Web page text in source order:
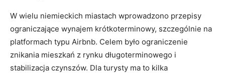
W wielu niemieckich miastach wprowadzono przepisy
ograniczające wynajem krótkoterminowy, szczególnie na
platformach typu Airbnb. Celem było ograniczenie
znikania mieszkań z rynku długoterminowego i
stabilizacja czynszów. Dla turysty ma to kilka